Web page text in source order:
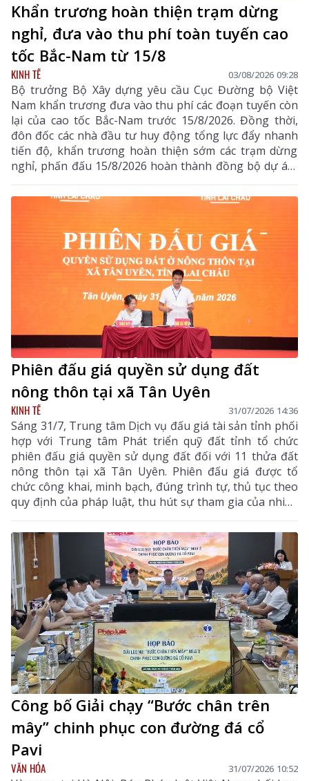
Khẩn trương hoàn thiện trạm dừng
nghỉ, đưa vào thu phí toàn tuyến cao
tốc Bắc-Nam từ 15/8
KINH TẾ 03/08/2026 09:28
Bộ trưởng Bộ Xây dựng yêu cầu Cục Đường bộ Việt
Nam khẩn trương đưa vào thu phí các đoạn tuyến còn
lại của cao tốc Bắc-Nam trước 15/8/2026. Đồng thời,
đôn đốc các nhà đầu tư huy động tổng lực đẩy nhanh
tiến độ, khẩn trương hoàn thiện sớm các trạm dừng
nghỉ, phấn đấu 15/8/2026 hoàn thành đồng bộ dự án,
triển khai thu phí các tuyến cao tốc
Phiên đấu giá quyền sử dụng đất
nông thôn tại xã Tân Uyên
KINH TẾ 31/07/2026 14:36
Sáng 31/7, Trung tâm Dịch vụ đấu giá tài sản tỉnh phối
hợp với Trung tâm Phát triển quỹ đất tỉnh tổ chức
phiên đấu giá quyền sử dụng đất đối với 11 thửa đất
nông thôn tại xã Tân Uyên. Phiên đấu giá được tổ
chức công khai, minh bạch, đúng trình tự, thủ tục theo
quy định của pháp luật, thu hút sự tham gia của nhiều
khách hàng có nhu cầu sử dụng đất và đầu tư.
Công bố Giải chạy “Bước chân trên
mây” chinh phục con đường đá cổ
Pavi
VĂN HÓA 31/07/2026 10:52